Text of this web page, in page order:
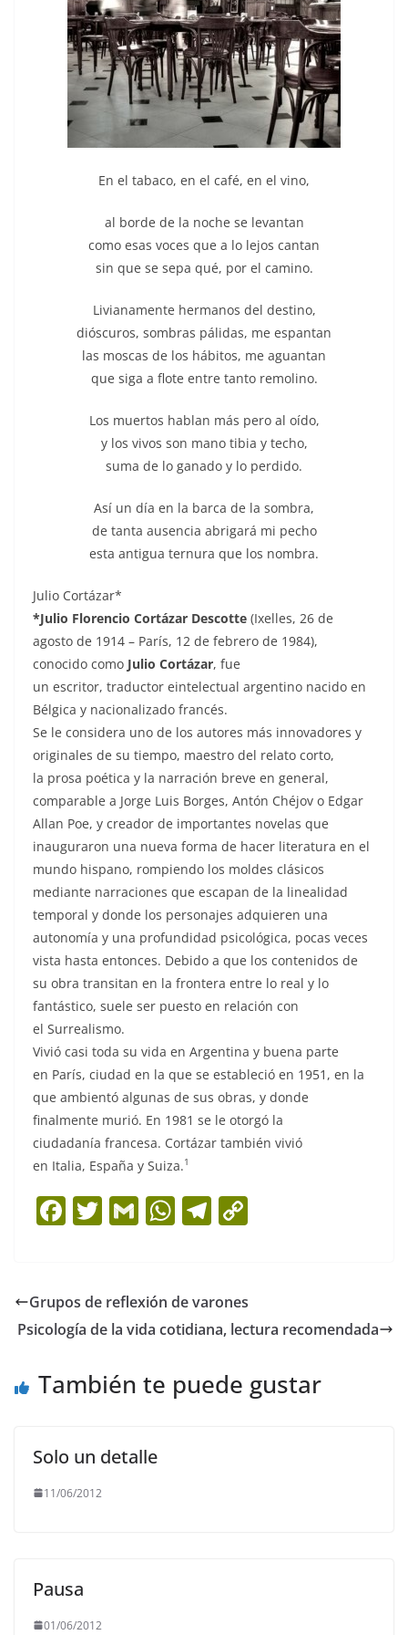
En el tabaco, en el café, en el vino,
al borde de la noche se levantan
como esas voces que a lo lejos cantan
sin que se sepa qué, por el camino.
Livianamente hermanos del destino,
dióscuros, sombras pálidas, me espantan
las moscas de los hábitos, me aguantan
que siga a flote entre tanto remolino.
Los muertos hablan más pero al oído,
y los vivos son mano tibia y techo,
suma de lo ganado y lo perdido.
Así un día en la barca de la sombra,
de tanta ausencia abrigará mi pecho
esta antigua ternura que los nombra.
Julio Cortázar*
*Julio Florencio Cortázar Descotte (Ixelles, 26 de
agosto de 1914 – París, 12 de febrero de 1984),
conocido como Julio Cortázar, fue
un escritor, traductor eintelectual argentino nacido en
Bélgica y nacionalizado francés.
Se le considera uno de los autores más innovadores y
originales de su tiempo, maestro del relato corto,
la prosa poética y la narración breve en general,
comparable a Jorge Luis Borges, Antón Chéjov o Edgar
Allan Poe, y creador de importantes novelas que
inauguraron una nueva forma de hacer literatura en el
mundo hispano, rompiendo los moldes clásicos
mediante narraciones que escapan de la linealidad
temporal y donde los personajes adquieren una
autonomía y una profundidad psicológica, pocas veces
vista hasta entonces. Debido a que los contenidos de
su obra transitan en la frontera entre lo real y lo
fantástico, suele ser puesto en relación con
el Surrealismo.
Vivió casi toda su vida en Argentina y buena parte
en París, ciudad en la que se estableció en 1951, en la
que ambientó algunas de sus obras, y donde
finalmente murió. En 1981 se le otorgó la
ciudadanía francesa. Cortázar también vivió
en Italia, España y Suiza.1
F
e
b
o
T
er
G
l
W
s
A
p
T
gr
a Li
k
Grupos de reflexión de varones
Psicología de la vida cotidiana, lectura recomendada
También te puede gustar
Solo un detalle
11/06/2012
Pausa
01/06/2012